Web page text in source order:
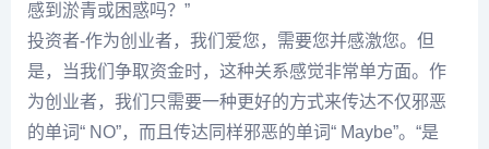
感到淤青或困惑吗？”
投资者-作为创业者，我们爱您，需要您并感激您。但
是，当我们争取资金时，这种关系感觉非常单方面。作
为创业者，我们只需要一种更好的方式来传达不仅邪恶
的单词“ NO”，而且传达同样邪恶的单词“ Maybe”。“是